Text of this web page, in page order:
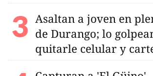
Asaltan a joven en
de Durango; lo
quitarle celular y